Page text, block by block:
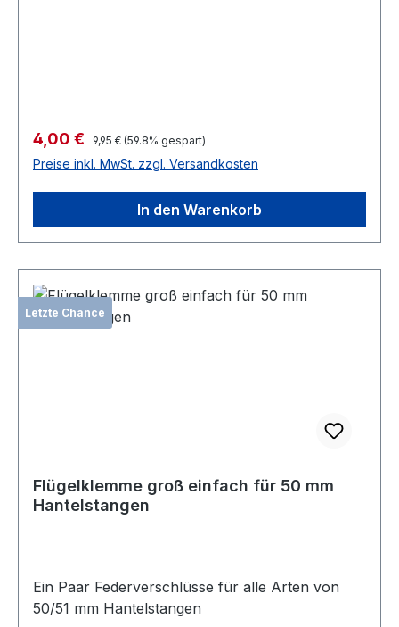
Verkaufspreis:
4,00 € Regulärer Preis:
9,95 € (59.8% gespart)
Preise inkl. MwSt. zzgl. Versandkosten
In den Warenkorb
Letzte Chance
Flügelklemme groß einfach für 50 mm
Hantelstangen
Ein Paar Federverschlüsse für alle Arten von
50/51 mm Hantelstangen